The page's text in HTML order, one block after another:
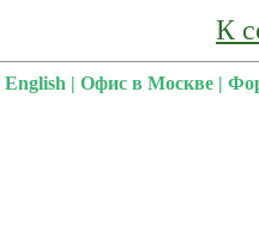
К
English | Офис в Москве |